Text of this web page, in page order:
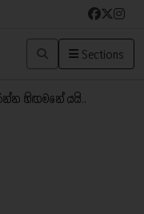
Sections
හිඟමනේ යයි..